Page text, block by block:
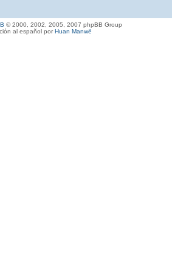
© 2000, 2002, 2005, 2007 phpBB Group
al español porHuan Manwë